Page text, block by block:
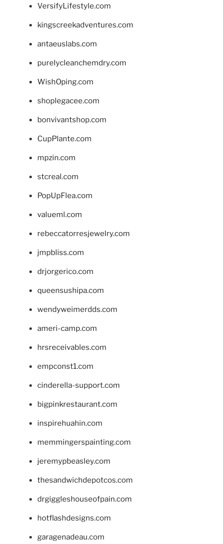
VersifyLifestyle.com
kingscreekadventures.com
antaeuslabs.com
purelycleanchemdry.com
WishOping.com
shoplegacee.com
bonvivantshop.com
CupPlante.com
mpzin.com
stcreal.com
PopUpFlea.com
valueml.com
rebeccatorresjewelry.com
jmpbliss.com
drjorgerico.com
queensushipa.com
wendyweimerdds.com
ameri-camp.com
hrsreceivables.com
empconst1.com
cinderella-support.com
bigpinkrestaurant.com
inspirehuahin.com
memmingerspainting.com
jeremypbeasley.com
thesandwichdepotcos.com
drgiggleshouseofpain.com
hotflashdesigns.com
garagenadeau.com